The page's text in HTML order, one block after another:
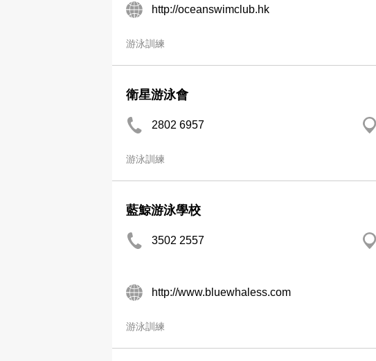
http://oceanswimclub.hk
游泳訓練
衛星游泳會
2802 6957
游泳訓練
藍鯨游泳學校
3502 2557
http://www.bluewhaless.com
游泳訓練